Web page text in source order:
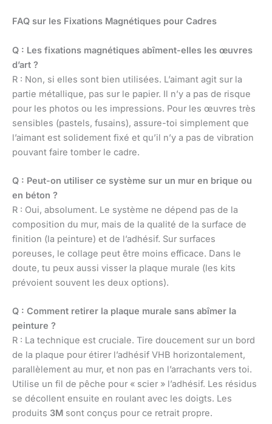
FAQ sur les Fixations Magnétiques pour Cadres
Q : Les fixations magnétiques abîment-elles les œuvres
d’art ?
R : Non, si elles sont bien utilisées. L’aimant agit sur la
partie métallique, pas sur le papier. Il n’y a pas de risque
pour les photos ou les impressions. Pour les œuvres très
sensibles (pastels, fusains), assure-toi simplement que
l’aimant est solidement fixé et qu’il n’y a pas de vibration
pouvant faire tomber le cadre.
Q : Peut-on utiliser ce système sur un mur en brique ou
en béton ?
R : Oui, absolument. Le système ne dépend pas de la
composition du mur, mais de la qualité de la surface de
finition (la peinture) et de l’adhésif. Sur surfaces
poreuses, le collage peut être moins efficace. Dans le
doute, tu peux aussi visser la plaque murale (les kits
prévoient souvent les deux options).
Q : Comment retirer la plaque murale sans abîmer la
peinture ?
R : La technique est cruciale. Tire doucement sur un bord
de la plaque pour étirer l’adhésif VHB horizontalement,
parallèlement au mur, et non pas en l’arrachants vers toi.
Utilise un fil de pêche pour « scier » l’adhésif. Les résidus
se décollent ensuite en roulant avec les doigts. Les
produits 3M sont conçus pour ce retrait propre.